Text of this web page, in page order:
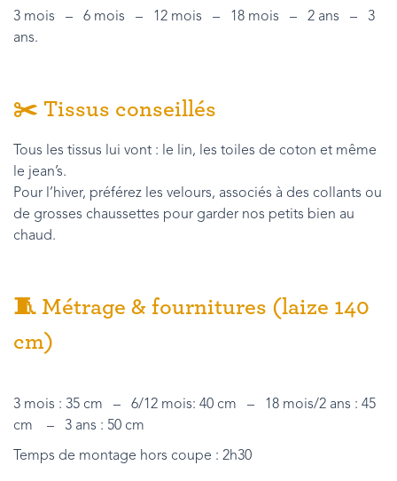
3 mois – 6 mois – 12 mois – 18 mois – 2 ans – 3
ans.
✂️ Tissus conseillés
Tous les tissus lui vont : le lin, les toiles de coton et même
le jean’s.
Pour l’hiver, préférez les velours, associés à des collants ou
de grosses chaussettes pour garder nos petits bien au
chaud.
🧵 Métrage & fournitures (laize 140
cm)
3 mois : 35 cm – 6/12 mois: 40 cm – 18 mois/2 ans : 45
cm – 3 ans : 50 cm
Temps de montage hors coupe : 2h30